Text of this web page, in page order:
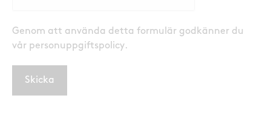
Genom att använda detta formulär godkänner du
vår personuppgiftspolicy.
Skicka